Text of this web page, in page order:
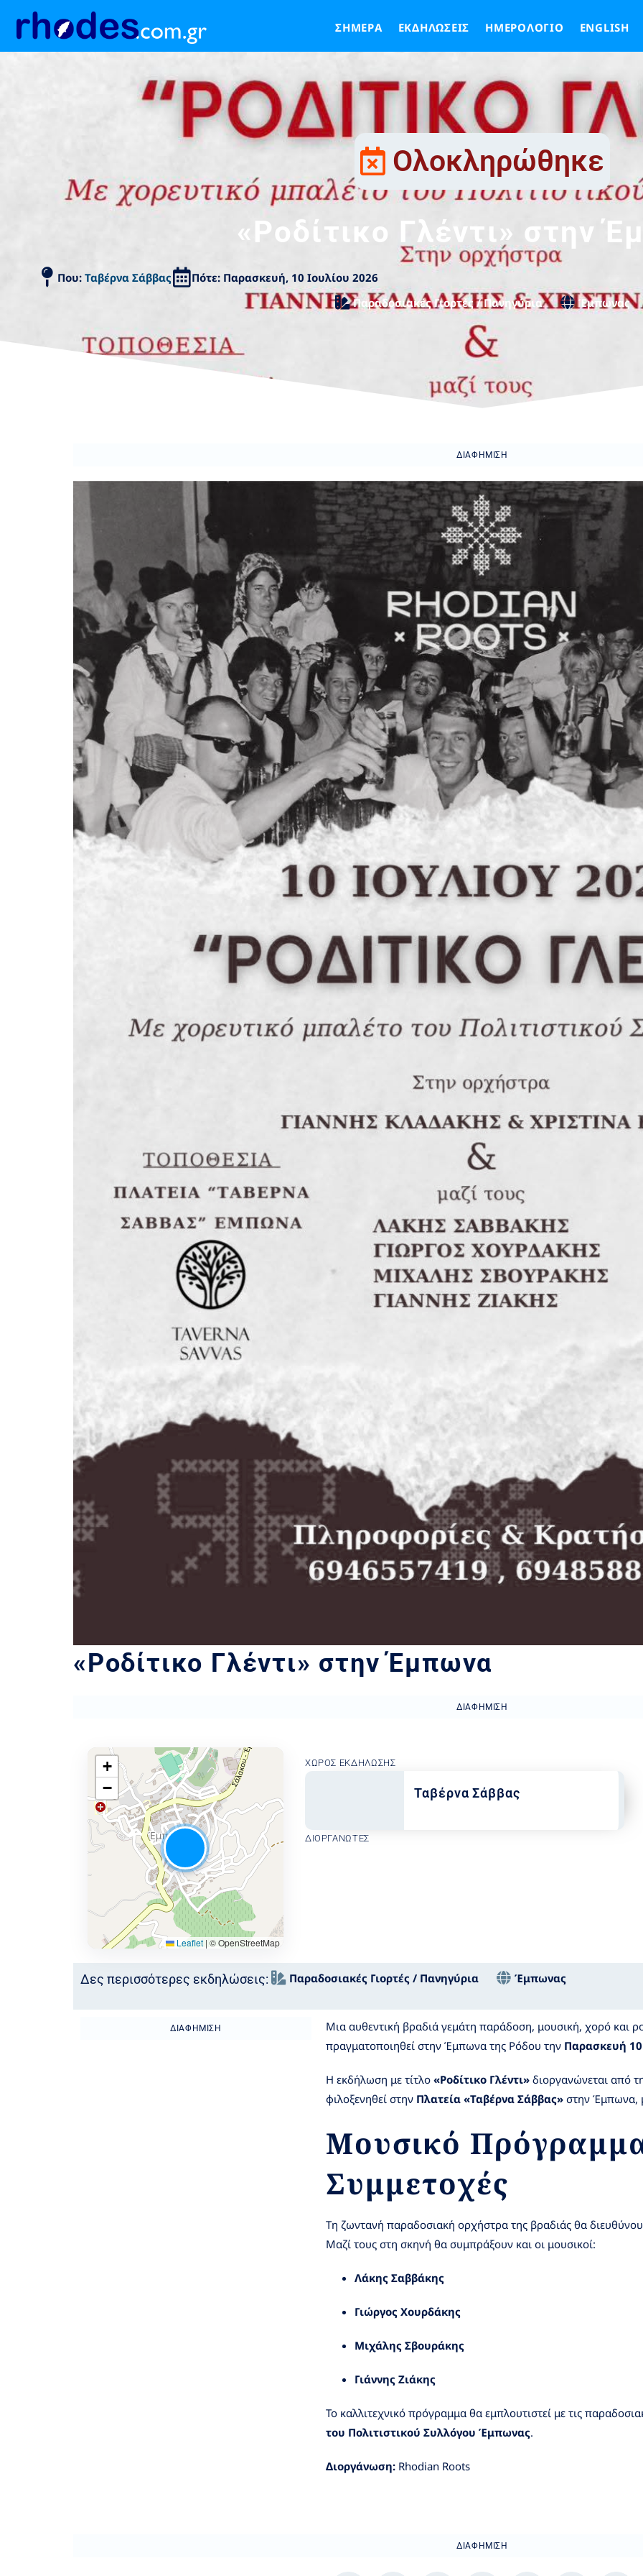
ΣΉΜΕΡΑ ΕΚΔΗΛΏΣΕΙΣ ΗΜΕΡΟΛΌΓΙΟ ENGLISH
Ολοκληρώθηκε
«Ροδίτικο Γλέντι» στην
Που: Ταβέρνα Σάββας
Πότε: Παρασκευή, 10 Ιουλίου 2026
Παραδοσιακές Γιορτές / Πανηγύρια
Έμπωνας
ΔΙΑΦΉΜΙΣΗ
«Ροδίτικο Γλέντι» στην Έμπωνα
ΔΙΑΦΉΜΙΣΗ
+
−
Leaflet | © OpenStreetMap
ΧΏΡΟΣ ΕΚΔΉΛΩΣΗΣ
Ταβέρνα Σάββας
ΔΙΟΡΓΑΝΩΤΈΣ
Δες περισσότερες εκδηλώσεις: Παραδοσιακές Γιορτές / Πανηγύρια Έμπωνας
ΔΙΑΦΉΜΙΣΗ
Μια αυθεντική βραδιά γεμάτη παράδοση, μουσική, χορό και
πραγματοποιηθεί στην Έμπωνα της Ρόδου την Παρασκευή 10
Η εκδήλωση με τίτλο «Ροδίτικο Γλέντι» διοργανώνεται από
φιλοξενηθεί στην Πλατεία «Ταβέρνα Σάββας» στην Έμπωνα,
Μουσικό
Συμμετοχές
Τη ζωντανή παραδοσιακή ορχήστρα της βραδιάς θα
Μαζί τους στη σκηνή θα συμπράξουν και οι μουσικοί:
Λάκης Σαββάκης
Γιώργος Χουρδάκης
Μιχάλης Σβουράκης
Γιάννης Ζιάκης
Το καλλιτεχνικό πρόγραμμα θα εμπλουτιστεί με τις
του Πολιτιστικού Συλλόγου Έμπωνας.
Διοργάνωση: Rhodian Roots
ΔΙΑΦΉΜΙΣΗ